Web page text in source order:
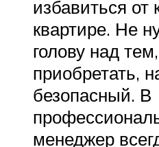
избавиться от
квартире. Не
голову над
приобретать,
безопасный. В
менеджер